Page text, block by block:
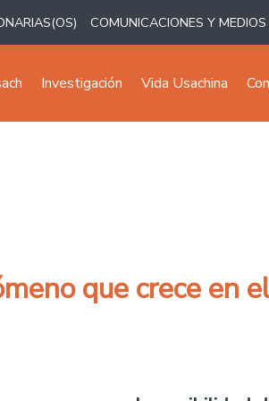
COMUNICACIONES Y MEDIOS
Investigación Vida Usachina
que crece en el